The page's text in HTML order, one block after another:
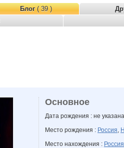
Блог( 39 )
Основное
Дата рождения : не указана
Место рождения : Россия,
Место нахождения : Россия